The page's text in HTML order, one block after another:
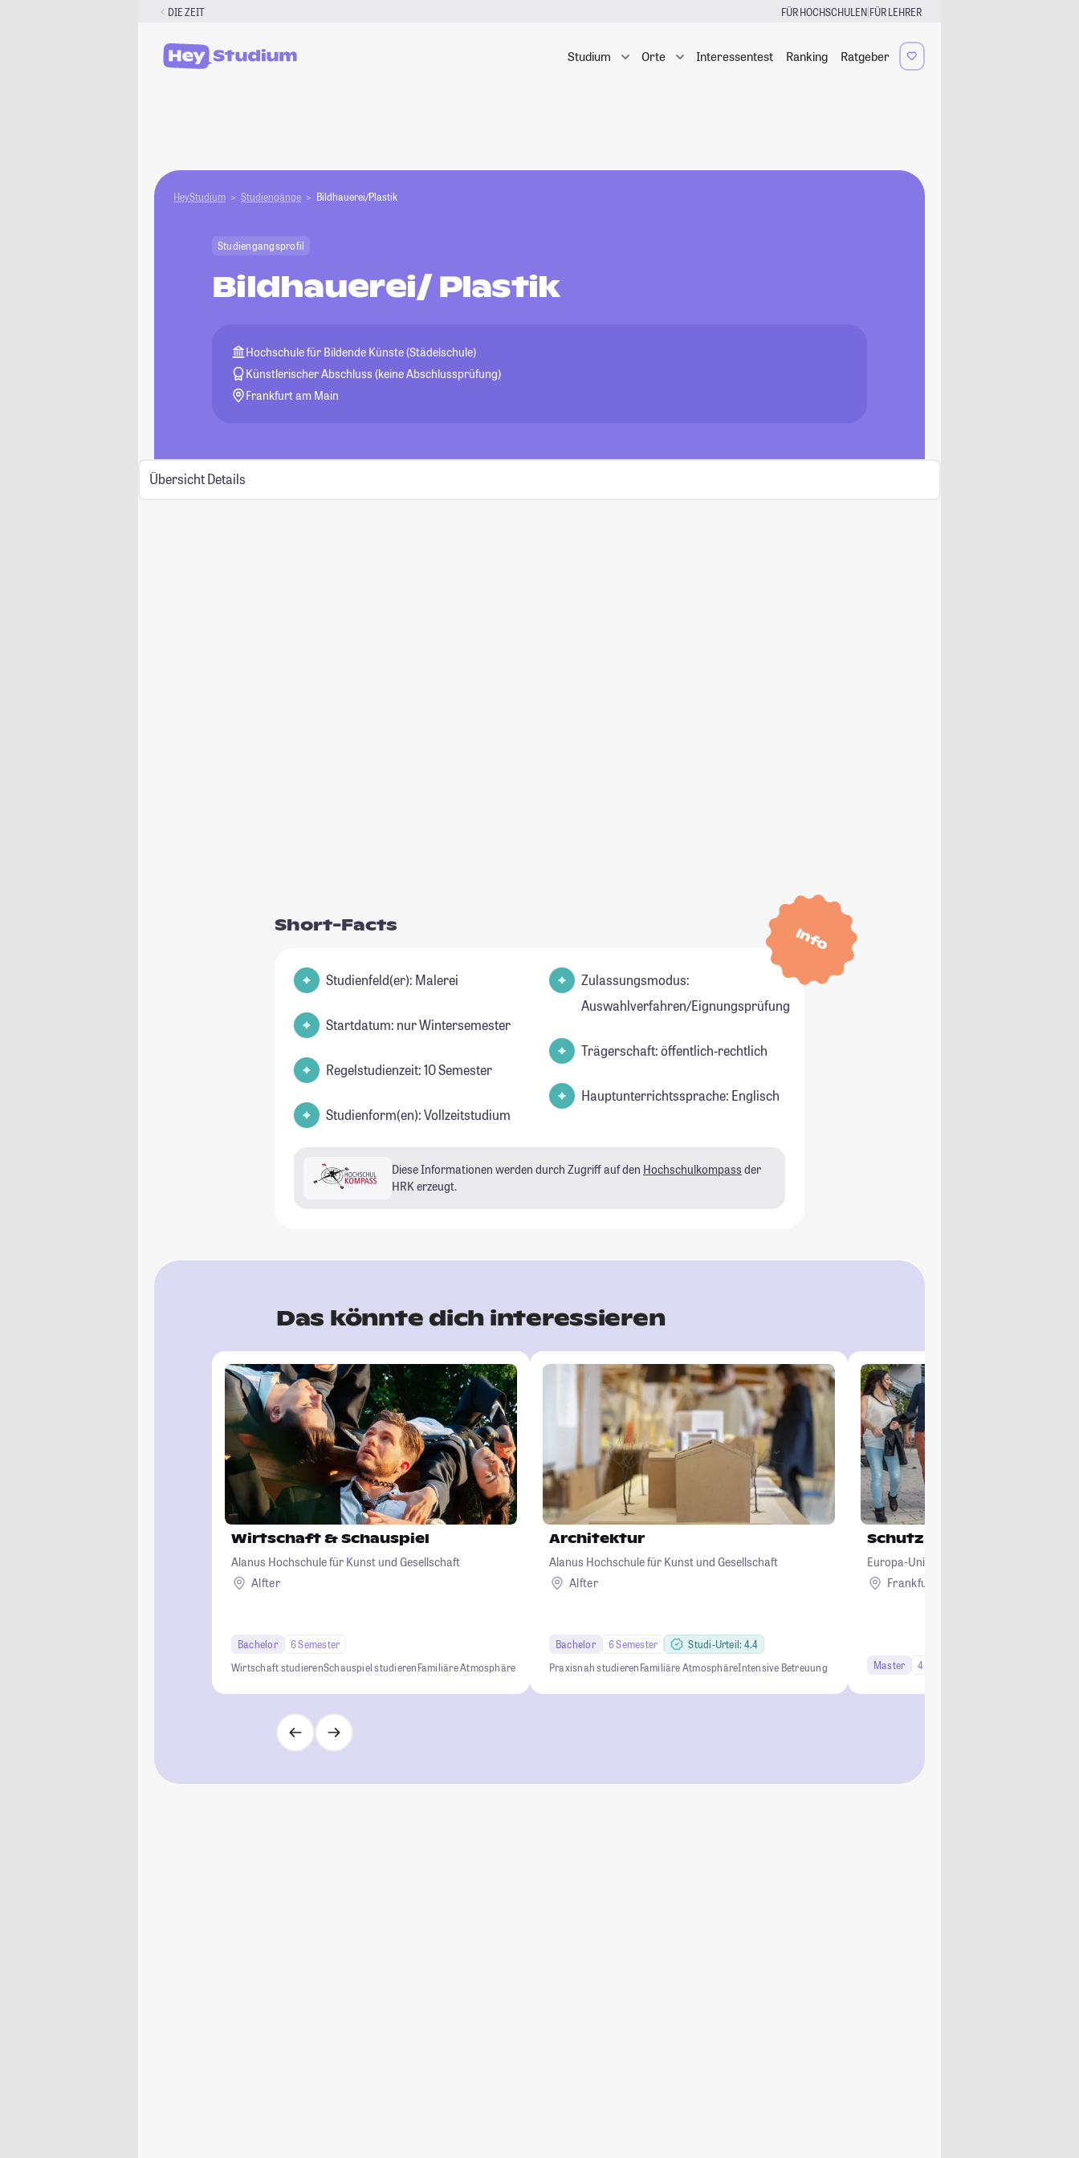
DIE ZEIT FÜR HOCHSCHULEN|FÜR LEHRER
Studium Orte Interessentest Ranking Ratgeber
HeyStudium Studiengänge Bildhauerei/Plastik
Studiengangsprofil
Bildhauerei/ Plastik
Hochschule für Bildende Künste (Städelschule)
Künstlerischer Abschluss (keine Abschlussprüfung)
Frankfurt am Main
Übersicht Details
Info
Short-Facts
Studienfeld(er): Malerei
Startdatum: nur Wintersemester
Regelstudienzeit: 10 Semester
Studienform(en): Vollzeitstudium
Zulassungsmodus:
Auswahlverfahren/Eignungsprüfung
Trägerschaft: öffentlich-rechtlich
Hauptunterrichtssprache: Englisch
Diese Informationen werden durch Zugriff auf den Hochschulkompass der
HRK erzeugt.
Das könnte dich interessieren
Wirtschaft & Schauspiel
Alanus Hochschule für Kunst und Gesellschaft
Alfter
Bachelor
6 Semester
Wirtschaft studierenSchauspiel studierenFamiliäre Atmosphäre
Architektur
Alanus Hochschule für Kunst und Gesellschaft
Alfter
Bachelor 6 Semester
Studi-Urteil: 4.4
Praxisnah studierenFamiliäre AtmosphäreIntensive Betreuung
Schutz Europäischer
Europa-Universität Viadrina Frankfurt
Frankfurt (Oder)
Master 4 Semester